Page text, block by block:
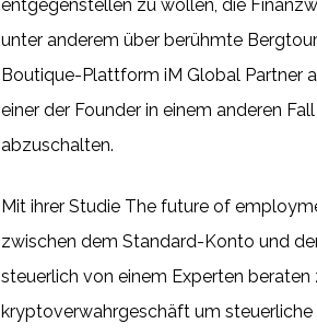
entgegenstellen zu wollen, die
unter anderem über berühmte
Boutique-Plattform iM Global Partner
einer der Founder in einem anderen
abzuschalten.
Mit ihrer Studie The future of
zwischen dem Standard-Konto und
steuerlich von einem Experten
kryptoverwahrgeschäft um steuerliche